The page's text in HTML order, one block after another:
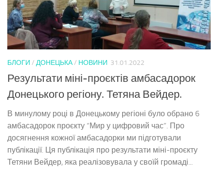
БЛОГИ / ДОНЕЦЬКА/ НОВИНИ 31.01.2022
Результати міні-проєктів амбасадорок
Донецького регіону. Тетяна Вейдер.
В минулому році в Донецькому регіоні було обрано 6
амбасадорок проєкту “Мир у цифровий час”. Про
досягнення кожної амбасадорки ми підготували
публікації. Ця публікація про результати міні-проєкту
Тетяни Вейдер, яка реалізовувала у своїй громаді...